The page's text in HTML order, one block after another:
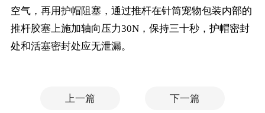
空气，再用护帽阻塞，通过推杆在针筒宠物包装内部的
推杆胶塞上施加轴向压力30N，保持三十秒，护帽密封
处和活塞密封处应无泄漏。
上一篇 下一篇